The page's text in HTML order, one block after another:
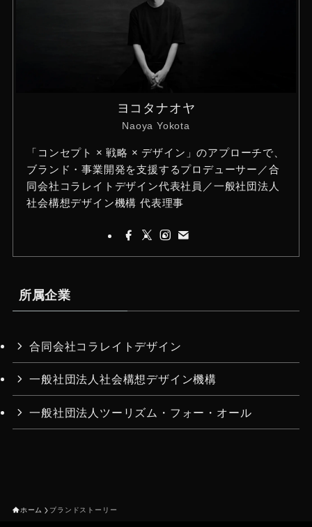
ヨコタナオヤ
Naoya Yokota
「コンセプト × 戦略 × デザイン」のアプローチで、
ブランド・事業開発を支援するプロデューサー／合
同会社コラレイトデザイン代表社員／一般社団法人
社会構想デザイン機構 代表理事
所属企業
合同会社コラレイトデザイン
一般社団法人社会構想デザイン機構
一般社団法人ツーリズム・フォー・オール
ホーム ブランドストーリー